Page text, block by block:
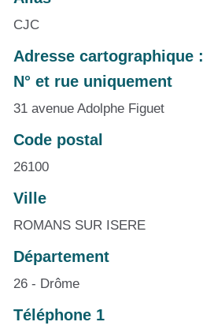
CJC
Adresse cartographique :
N° et rue uniquement
31 avenue Adolphe Figuet
Code postal
26100
Ville
ROMANS SUR ISERE
Département
26 - Drôme
Téléphone 1